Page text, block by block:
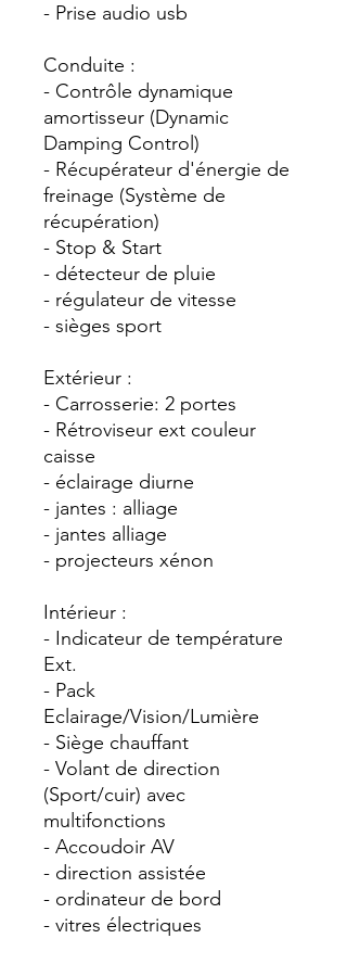
- Prise audio usb
Conduite :
- Contrôle dynamique
amortisseur (Dynamic
Damping Control)
- Récupérateur d'énergie de
freinage (Système de
récupération)
- Stop & Start
- détecteur de pluie
- régulateur de vitesse
- sièges sport
Extérieur :
- Carrosserie: 2 portes
- Rétroviseur ext couleur
caisse
- éclairage diurne
- jantes : alliage
- jantes alliage
- projecteurs xénon
Intérieur :
- Indicateur de température
Ext.
- Pack
Eclairage/Vision/Lumière
- Siège chauffant
- Volant de direction
(Sport/cuir) avec
multifonctions
- Accoudoir AV
- direction assistée
- ordinateur de bord
- vitres électriques